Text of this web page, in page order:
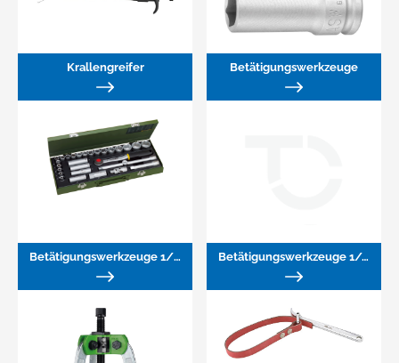
Krallengreifer Betätigungswerkzeuge
Betätigungswerkzeuge 1/2" Betätigungswerkzeuge 1/4"